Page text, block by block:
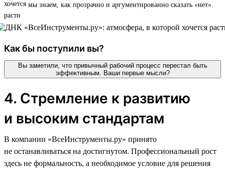
мы знаем, как прозрачно и аргументированно сказать «нет».
Как бы поступили вы?
Вы заметили, что привычный рабочий процесс перестал быть
эффективным. Ваши первые мысли?
4. Стремление к развитию
и высоким стандартам
В компании «ВсеИнструменты.ру» принято
не останавливаться на достигнутом. Профессиональный рост
здесь не формальность, а необходимое условие для решения